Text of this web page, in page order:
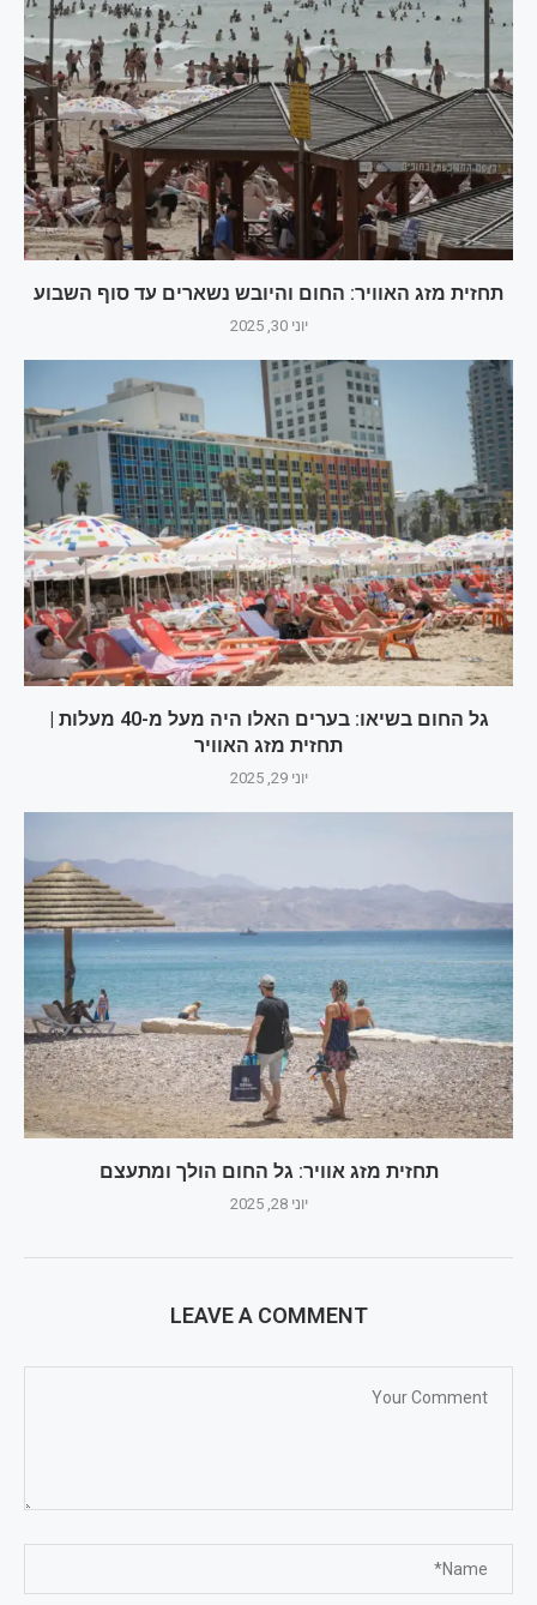
תחזית מזג האוויר: החום והיובש נשארים עד סוף השבוע
יוני 30, 2025
גל החום בשיאו: בערים האלו היה מעל מ-40 מעלות |
תחזית מזג האוויר
יוני 29, 2025
תחזית מזג אוויר: גל החום הולך ומתעצם
יוני 28, 2025
LEAVE A COMMENT